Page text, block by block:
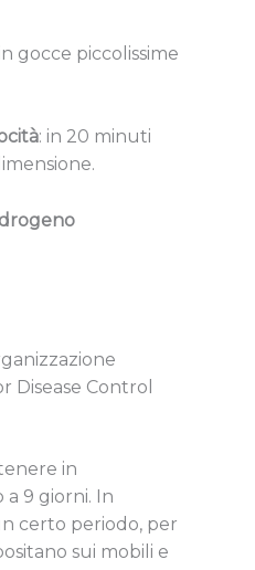
gocce piccolissime
: in 20 minuti
Disease Control
in
a 9 giorni. In
certo periodo, per
sui mobili e